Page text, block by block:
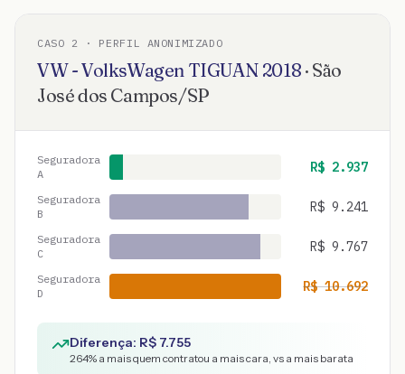
CASO 2 · PERFIL ANONIMIZADO
VW - VolksWagen TIGUAN 2018 · São
José dos Campos/SP
Seguradora
A
R$ 2.937
Seguradora
B
R$ 9.241
Seguradora
C
R$ 9.767
Seguradora
D
R$10.692
Diferença: R$ 7.755
264% a mais quem contratou a mais cara, vs a mais barata